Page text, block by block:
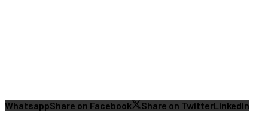
WhatsappShare on Facebook Share on TwitterLinkedin